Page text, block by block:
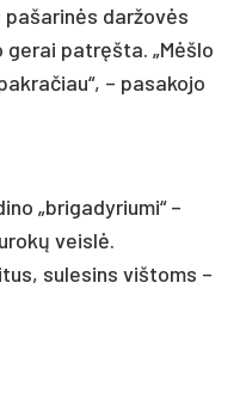
daržovės
patręšta. „Mėšlo
– pasakojo
„brigadyriumi“ –
veislė.
sulesins vištoms –